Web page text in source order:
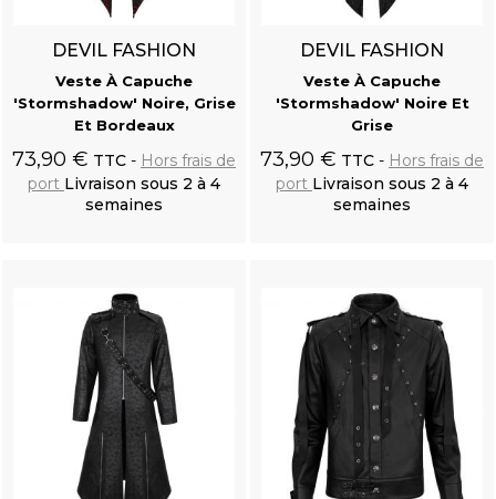
Crâne de Corbeau en Résine 'Corvus Alchemica'
Gilet Victorien 'Damask Gothic' en Brocart Noir
DEVIL FASHION
Veste À Capuche
'Stormshadow' Noire, Grise
Et Bordeaux
73,90 € TTC
Hors frais de
port Livraison sous 2 à 4
semaines
DEVIL FASHION
Veste À Capuche
'Stormshadow' Noire Et
Grise
73,90 € TTC
Hors frais de
port Livraison sous 2 à 4
semaines